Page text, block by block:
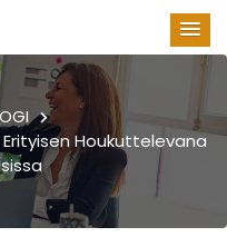
Houkuttelevana